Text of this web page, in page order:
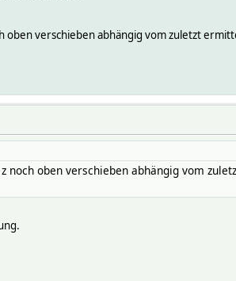
oben verschieben abhängig vom zuletzt
noch oben verschieben abhängig vom